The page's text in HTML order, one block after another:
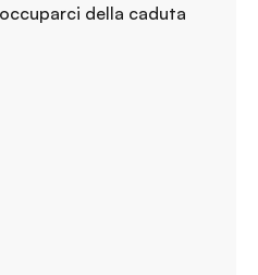
della caduta